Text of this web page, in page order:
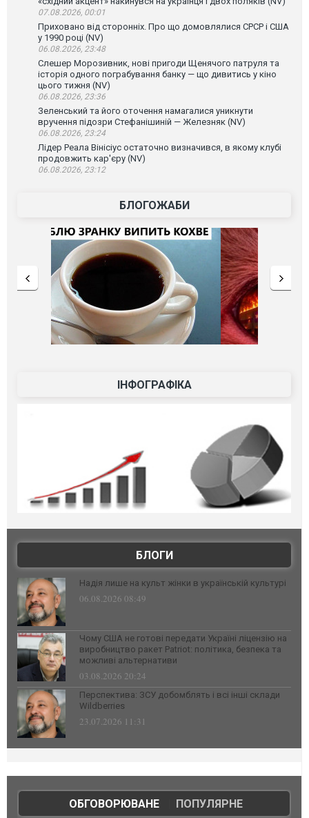
07.08.2026, 00:01
Приховано від сторонніх. Про що домовлялися СРСР і США
у 1990 році (NV)
06.08.2026, 23:48
Слешер Морозивник, нові пригоди Щенячого патруля та
історія одного пограбування банку — що дивитись у кіно
цього тижня (NV)
06.08.2026, 23:36
Зеленський та його оточення намагалися уникнути
вручення підозри Стефанішиній — Железняк (NV)
06.08.2026, 23:24
Лідер Реала Вінісіус остаточно визначився, в якому клубі
продовжить кар'єру (NV)
06.08.2026, 23:12
БЛОГОЖАБИ
ІНФОГРАФІКА
БЛОГИ
Надія лише на культ жінки в українській культурі
06.08.2026 08:49
Чому США не готові передати Україні ліцензію на
виробництво ракет Patriot: політика, безпека та
можливі альтернативи
03.08.2026 20:24
Перспектива: ЗСУ добомблять і всі інші склади
Wildberries
23.07.2026 11:31
ОБГОВОРЮВАНЕ| ПОПУЛЯРНЕ